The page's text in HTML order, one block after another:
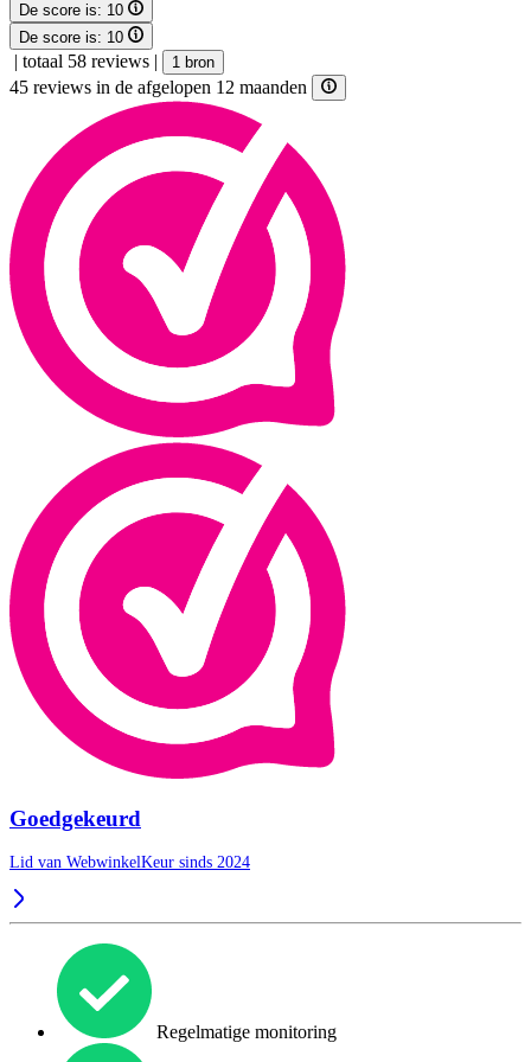
De score is: 10
De score is: 10
| totaal 58 reviews | 1 bron
45 reviews in de afgelopen 12 maanden
Goedgekeurd
Lid van WebwinkelKeur sinds 2024
Regelmatige monitoring